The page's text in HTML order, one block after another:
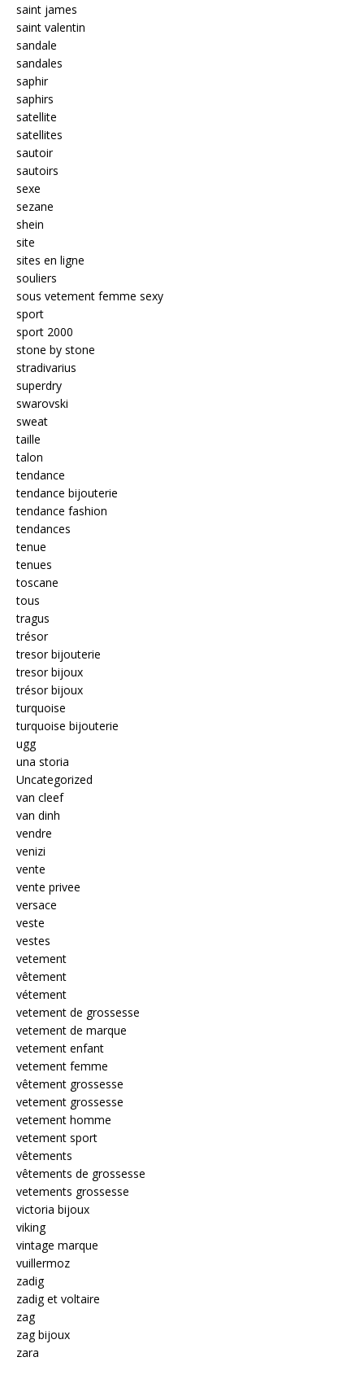
saint james
saint valentin
sandale
sandales
saphir
saphirs
satellite
satellites
sautoir
sautoirs
sexe
sezane
shein
site
sites en ligne
souliers
sous vetement femme sexy
sport
sport 2000
stone by stone
stradivarius
superdry
swarovski
sweat
taille
talon
tendance
tendance bijouterie
tendance fashion
tendances
tenue
tenues
toscane
tous
tragus
trésor
tresor bijouterie
tresor bijoux
trésor bijoux
turquoise
turquoise bijouterie
ugg
una storia
Uncategorized
van cleef
van dinh
vendre
venizi
vente
vente privee
versace
veste
vestes
vetement
vêtement
vétement
vetement de grossesse
vetement de marque
vetement enfant
vetement femme
vêtement grossesse
vetement grossesse
vetement homme
vetement sport
vêtements
vêtements de grossesse
vetements grossesse
victoria bijoux
viking
vintage marque
vuillermoz
zadig
zadig et voltaire
zag
zag bijoux
zara